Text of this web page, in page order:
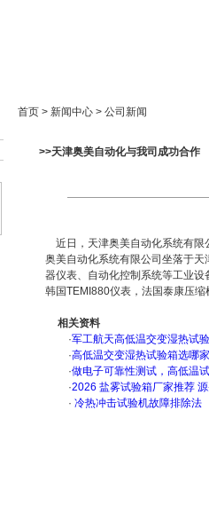
首页 > 新闻中心 > 公司新闻
>>天津奥美自动化与我司成功合作
近日，天津奥美自动化系统有限
奥美自动化系统有限公司坐落于
器仪表、自动化控制系统等工业
韩国TEMI880仪表，法国泰康压
相关资料
·军工航天高低温交变湿热试
·高低温交变湿热试验箱选哪
·做电子可靠性测试，高低温
·2026 盐雾试验箱厂家推荐
· 冷热冲击试验机故障排除法